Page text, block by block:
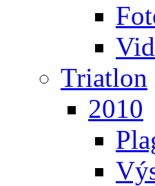
Triatlon
2010